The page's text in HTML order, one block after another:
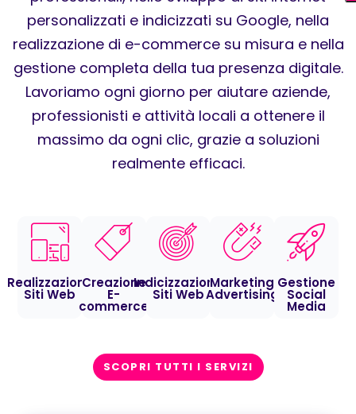
personalizzati e indicizzati su Google, nella
realizzazione di e-commerce su misura e nella
gestione completa della tua presenza digitale.
Lavoriamo ogni giorno per aiutare aziende,
professionisti e attività locali a ottenere il
massimo da ogni clic, grazie a soluzioni
realmente efficaci.
Realizzazione
Siti Web
Creazione
E-
commerce
Indicizzazione
Siti Web
Marketing
Advertising
Gestione
Social
Media
SCOPRI TUTTI I SERVIZI